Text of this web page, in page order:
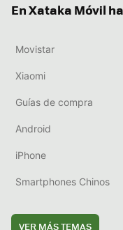
En Xataka Móvil
Movistar
Xiaomi
Guías de compra
Android
iPhone
Smartphones Chinos
VER MÁS TEMAS